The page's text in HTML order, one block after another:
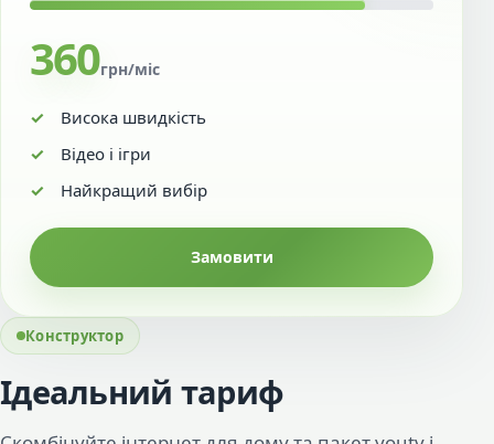
360грн/міс
Висока швидкість
Відео і ігри
Найкращий вибір
Замовити
Конструктор
Ідеальний тариф